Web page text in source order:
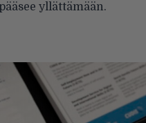
yllättämään.